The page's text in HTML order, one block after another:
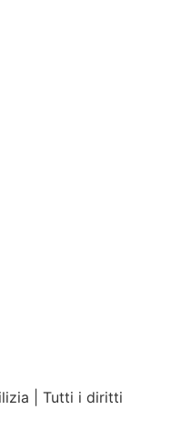
| Tutti i diritti